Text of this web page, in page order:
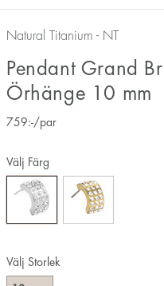
Natural Titanium - NT
Pendant Grand
Örhänge 10 mm
759:-/par
Välj Storlek
Välj Färg